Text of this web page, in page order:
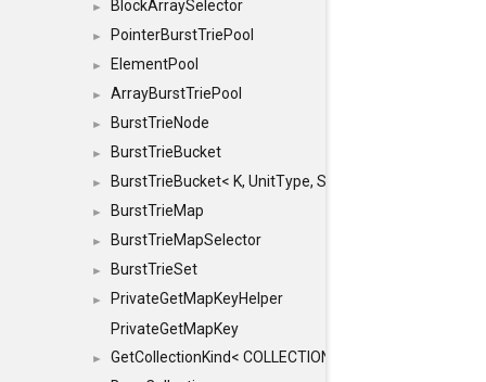
► BlockArraySelector
► PointerBurstTriePool
► ElementPool
► ArrayBurstTriePool
► BurstTrieNode
► BurstTrieBucket
► BurstTrieBucket< K, UnitType, SIZE >
► BurstTrieMap
► BurstTrieMapSelector
► BurstTrieSet
►
PrivateGetMapKeyHelper
PrivateGetMapKey
► GetCollectionKind< COLLECTION, typename